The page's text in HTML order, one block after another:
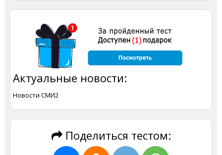
Актуальные новости:
Новости СМИ2
Поделиться тестом: